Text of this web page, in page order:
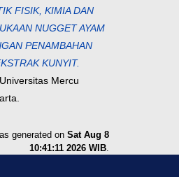
FISIK, KIMIA DAN
NUGGET AYAM
PENAMBAHAN
KUNYIT.
Mercu
generated on Sat Aug 8
10:41:11 2026 WIB.